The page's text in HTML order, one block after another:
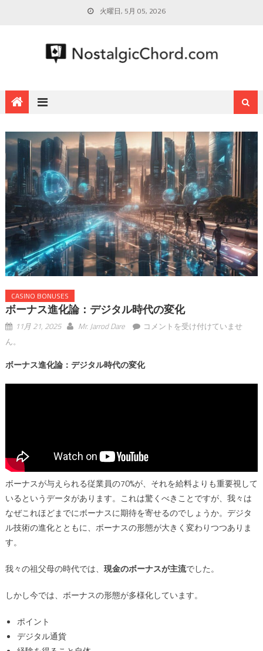
火曜日, 5月 05, 2026
CASINO BONUSES
ボーナス進化論：デジタル時代の変化
11月 21, 2025 Mr. Jarrod Dare
ボ
ス
ル
時
代
の
変
化
コメントを受け付けていませ
ん。
ボーナス進化論：デジタル時代の変化
ボーナスが与えられる従業員の70%が、それを給料よりも重要視して
いるというデータがあります。これは驚くべきことですが、我々は
なぜこれほどまでにボーナスに期待を寄せるのでしょうか。デジタ
ル技術の進化とともに、ボーナスの形態が大きく変わりつつありま
す。
我々の祖父母の時代では、 現金のボーナスが主流でした。
しかし今では、ボーナスの形態が多様化しています。
ポイント
デジタル通貨